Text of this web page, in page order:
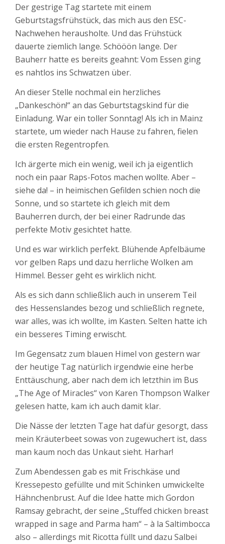
Der gestrige Tag startete mit einem
Geburtstagsfrühstück, das mich aus den ESC-
Nachwehen herausholte. Und das Frühstück
dauerte ziemlich lange. Schööön lange. Der
Bauherr hatte es bereits geahnt: Vom Essen ging
es nahtlos ins Schwatzen über.
An dieser Stelle nochmal ein herzliches
„Dankeschön!“ an das Geburtstagskind für die
Einladung. War ein toller Sonntag! Als ich in Mainz
startete, um wieder nach Hause zu fahren, fielen
die ersten Regentropfen.
Ich ärgerte mich ein wenig, weil ich ja eigentlich
noch ein paar Raps-Fotos machen wollte. Aber –
siehe da! – in heimischen Gefilden schien noch die
Sonne, und so startete ich gleich mit dem
Bauherren durch, der bei einer Radrunde das
perfekte Motiv gesichtet hatte.
Und es war wirklich perfekt. Blühende Apfelbäume
vor gelben Raps und dazu herrliche Wolken am
Himmel. Besser geht es wirklich nicht.
Als es sich dann schließlich auch in unserem Teil
des Hessenslandes bezog und schließlich regnete,
war alles, was ich wollte, im Kasten. Selten hatte ich
ein besseres Timing erwischt.
Im Gegensatz zum blauen Himel von gestern war
der heutige Tag natürlich irgendwie eine herbe
Enttäuschung, aber nach dem ich letzthin im Bus
„The Age of Miracles“ von Karen Thompson Walker
gelesen hatte, kam ich auch damit klar.
Die Nässe der letzten Tage hat dafür gesorgt, dass
mein Kräuterbeet sowas von zugewuchert ist, dass
man kaum noch das Unkaut sieht. Harhar!
Zum Abendessen gab es mit Frischkäse und
Kressepesto gefüllte und mit Schinken umwickelte
Hähnchenbrust. Auf die Idee hatte mich Gordon
Ramsay gebracht, der seine „Stuffed chicken breast
wrapped in sage and Parma ham“ – à la Saltimbocca
also – allerdings mit Ricotta füllt und dazu Salbei